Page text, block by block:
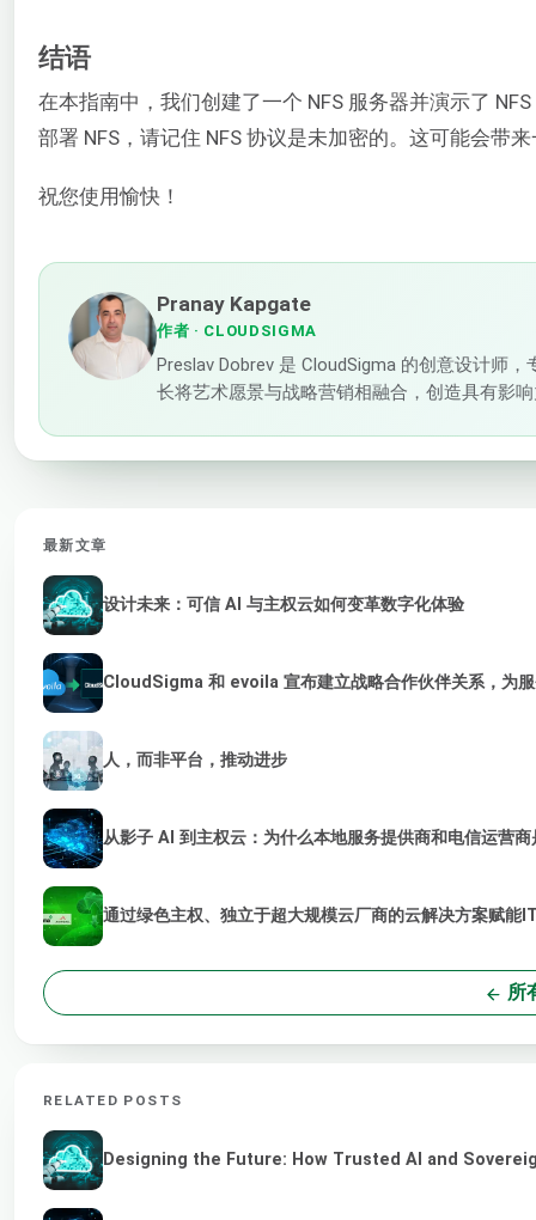
结语
在本指南中，我们创建了一个 NFS 服务器并演示了
部署 NFS，请记住 NFS 协议是未加密的。这可能会带
祝您使用愉快！
Pranay Kapgate
作者 · CLOUDSIGMA
Preslav Dobrev 是 CloudSigma 的创意设计师
长将艺术愿景与战略营销相融合，创造具有影
最新文章
设计未来：可信 AI 与主权云如何变革数字化体验
CloudSigma 和 evoila 宣布建立战略合作伙伴关系，为
人，而非平台，推动进步
从影子 AI 到主权云：为什么本地服务提供商和电信运营
通过绿色主权、独立于超大规模云厂商的云解决方案赋能
所
RELATED POSTS
Designing the Future: How Trusted AI and